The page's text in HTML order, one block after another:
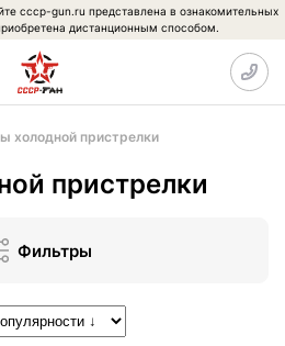
cccp-gun.ru представлена в ознакомительных
дистанционным способом.
холодной пристрелки
пристрелки
Фильтры